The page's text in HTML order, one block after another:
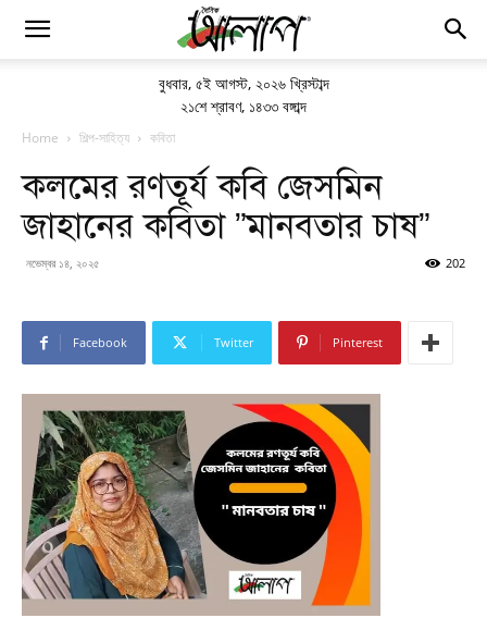
বুধবার, ৫ই আগস্ট, ২০২৬ খ্রিস্টাব্দ
২১শে শ্রাবণ, ১৪৩৩ বঙ্গাব্দ
Home শিল্প-সাহিত্য কবিতা
কলমের রণতূর্য কবি জেসমিন
জাহানের কবিতা ”মানবতার চাষ”
নভেম্বর ১৪, ২০২৫ 202
Facebook Twitter Pinterest